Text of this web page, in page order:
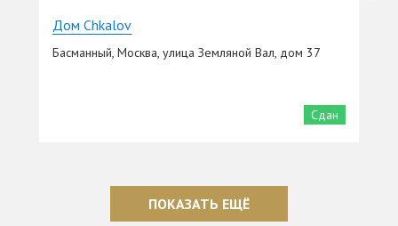
Дом Chkalov
Басманный, Москва, улица Земляной Вал, дом 37
Сдан
ПОКАЗАТЬ ЕЩЁ